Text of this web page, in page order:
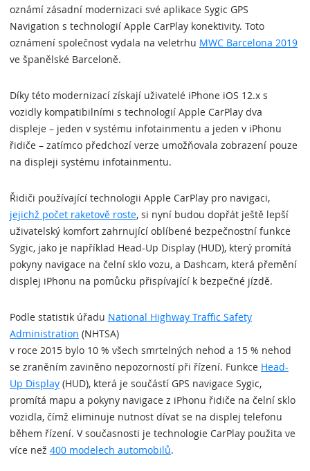
oznámí zásadní modernizaci své aplikace Sygic GPS
Navigation s technologií Apple CarPlay konektivity. Toto
oznámení společnost vydala na veletrhu MWC Barcelona 2019
ve španělské Barceloně.
Díky této modernizací získají uživatelé iPhone iOS 12.x s
vozidly kompatibilními s technologií Apple CarPlay dva
displeje – jeden v systému infotainmentu a jeden v iPhonu
řidiče – zatímco předchozí verze umožňovala zobrazení pouze
na displeji systému infotainmentu.
Řidiči používající technologii Apple CarPlay pro navigaci,
jejichž počet raketově roste, si nyní budou dopřát ještě lepší
uživatelský komfort zahrnující oblíbené bezpečnostní funkce
Sygic, jako je například Head-Up Display (HUD), který promítá
pokyny navigace na čelní sklo vozu, a Dashcam, která přemění
displej iPhonu na pomůcku přispívající k bezpečné jízdě.
Podle statistik úřadu National Highway Traffic Safety
Administration (NHTSA)
v roce 2015 bylo 10 % všech smrtelných nehod a 15 % nehod
se zraněním zaviněno nepozorností při řízení. Funkce Head-
Up Display (HUD), která je součástí GPS navigace Sygic,
promítá mapu a pokyny navigace z iPhonu řidiče na čelní sklo
vozidla, čímž eliminuje nutnost dívat se na displej telefonu
během řízení. V současnosti je technologie CarPlay použita ve
více než 400 modelech automobilů.